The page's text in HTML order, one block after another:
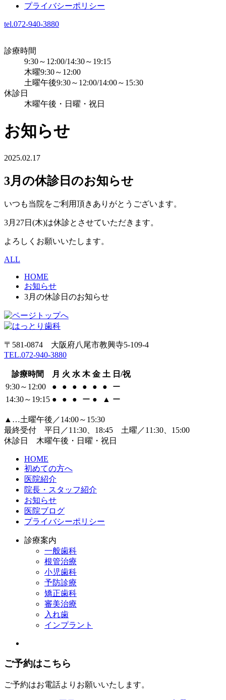
プライバシーポリシー
tel.072-940-3880
診療時間
9:30～12:00/14:30～19:15
木曜9:30～12:00
土曜午後9:30～12:00/14:00～15:30
休診日
木曜午後・日曜・祝日
お知らせ
2025.02.17
3月の休診日のお知らせ
いつも当院をご利用頂きありがとうございます。
3月27日(木)は休診とさせていただきます。
よろしくお願いいたします。
ALL
HOME
お知らせ
3月の休診日のお知らせ
〒581-0874 大阪府八尾市教興寺5-109-4
TEL.072-940-3880
診療時間 月 火 水 木 金 土 日/祝
9:30～12:00
● ● ● ● ● ●
ー
14:30～19:15 ● ● ● ー ● ▲ ー
▲…土曜午後／14:00～15:30
最終受付 平日／11:30、18:45 土曜／11:30、15:00
休診日 木曜午後・日曜・祝日
HOME
初めての方へ
医院紹介
院長・スタッフ紹介
お知らせ
医院ブログ
プライバシーポリシー
診療案内
一般歯科
根管治療
小児歯科
予防診療
矯正歯科
審美治療
入れ歯
インプラント
ご予約はこちら
ご予約はお電話よりお願いいたします。